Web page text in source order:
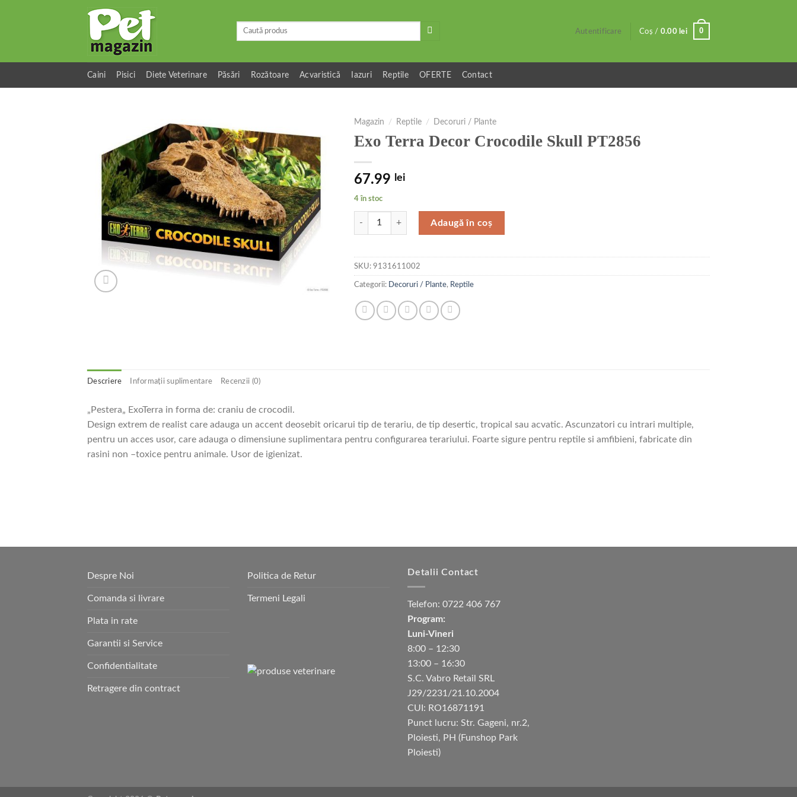
Caută
Autentificare Coș / 0.00 lei 0
Caini Pisici Diete Veterinare Păsări Rozătoare Acvaristică Iazuri Reptile OFERTE Contact
Magazin / Reptile / Decoruri / Plante
Exo Terra Decor Crocodile Skull PT2856
67.99 lei
4 în stoc
Cantitate Exo Terra Decor Crocodile Skull PT2856
Adaugă în coș
SKU: 9131611002
Categorii: Decoruri / Plante, Reptile
Descriere Informații suplimentare Recenzii (0)
„Pestera„ ExoTerra in forma de: craniu de crocodil.
Design extrem de realist care adauga un accent deosebit oricarui tip de terariu, de tip desertic, tropical sau acvatic. Ascunzatori cu intrari multiple,
pentru un acces usor, care adauga o dimensiune suplimentara pentru configurarea terariului. Foarte sigure pentru reptile si amfibieni, fabricate din
rasini non –toxice pentru animale. Usor de igienizat.
Despre Noi
Comanda si livrare
Plata in rate
Garantii si Service
Confidentialitate
Retragere din contract
Politica de Retur
Termeni Legali
Detalii Contact
Telefon: 0722 406 767
Program:
Luni-Vineri
8:00 – 12:30
13:00 – 16:30
S.C. Vabro Retail SRL
J29/2231/21.10.2004
CUI: RO16871191
Punct lucru: Str. Gageni, nr.2,
Ploiesti, PH (Funshop Park
Ploiesti)